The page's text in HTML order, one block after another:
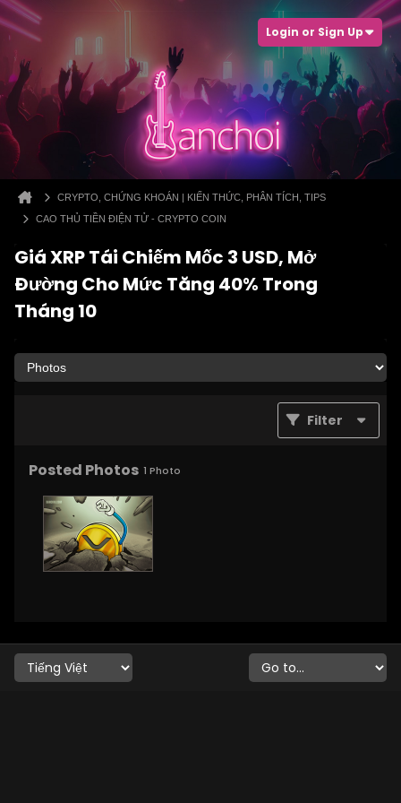
Login or Sign Up
CRYPTO, CHỨNG KHOÁN | KIẾN THỨC, PHÂN TÍCH, TIPS
CAO THỦ TIỀN ĐIỆN TỬ - CRYPTO COIN
Giá XRP Tái Chiếm Mốc 3 USD, Mở
Đường Cho Mức Tăng 40% Trong
Tháng 10
Filter
Posted Photos 1 Photo